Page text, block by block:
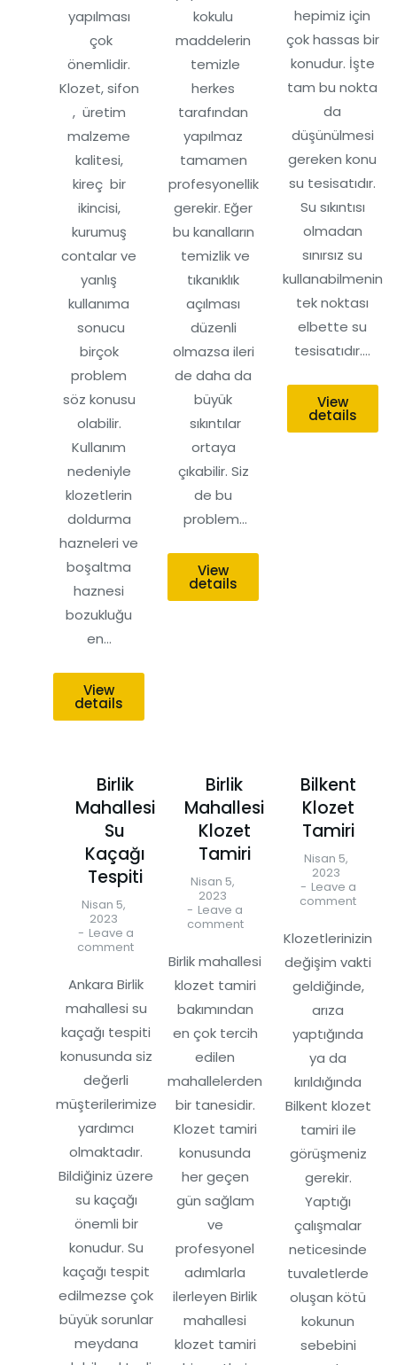
yapılması
çok
önemlidir.
Klozet, sifon
, üretim
malzeme
kalitesi,
kireç bir
ikincisi,
kurumuş
contalar ve
yanlış
kullanıma
sonucu
birçok
problem
söz konusu
olabilir.
Kullanım
nedeniyle
klozetlerin
doldurma
hazneleri ve
boşaltma
haznesi
bozukluğu
en…
View
details
kokulu
maddelerin
temizle
herkes
tarafından
yapılmaz
tamamen
profesyonellik
gerekir. Eğer
bu kanalların
temizlik ve
tıkanıklık
açılması
düzenli
olmazsa ileri
de daha da
büyük
sıkıntılar
ortaya
çıkabilir. Siz
de bu
problem…
View
details
hepimiz için
çok hassas bir
konudur. İşte
tam bu nokta
da
düşünülmesi
gereken konu
su tesisatıdır.
Su sıkıntısı
olmadan
sınırsız su
kullanabilmenin
tek noktası
elbette su
tesisatıdır.…
View
details
Birlik
Mahallesi
Su
Kaçağı
Tespiti
Nisan 5,
2023
Leave a
comment
Ankara Birlik
mahallesi su
kaçağı tespiti
konusunda siz
değerli
müşterilerimize
yardımcı
olmaktadır.
Bildiğiniz üzere
su kaçağı
önemli bir
konudur. Su
kaçağı tespit
edilmezse çok
büyük sorunlar
meydana
Birlik
Mahallesi
Klozet
Tamiri
Nisan 5,
2023
Leave a
comment
Birlik mahallesi
klozet tamiri
bakımından
en çok tercih
edilen
mahallelerden
bir tanesidir.
Klozet tamiri
konusunda
her geçen
gün sağlam
ve
profesyonel
adımlarla
ilerleyen Birlik
mahallesi
klozet tamiri
Bilkent
Klozet
Tamiri
Nisan 5,
2023
Leave a
comment
Klozetlerinizin
değişim vakti
geldiğinde,
arıza
yaptığında
ya da
kırıldığında
Bilkent klozet
tamiri ile
görüşmeniz
gerekir.
Yaptığı
çalışmalar
neticesinde
tuvaletlerde
oluşan kötü
kokunun
sebebini